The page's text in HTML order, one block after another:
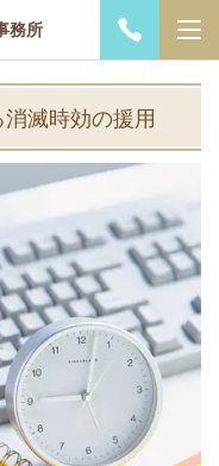
務所
滅時効の援用